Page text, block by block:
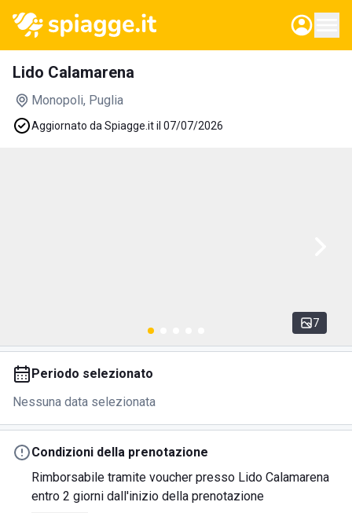
Lido Calamarena
Monopoli, Puglia
Aggiornato da Spiagge.it il 07/07/2026
7
Periodo selezionato
Nessuna data selezionata
Condizioni della prenotazione
Rimborsabile tramite voucher presso Lido Calamarena
entro 2 giorni dall'inizio della prenotazione